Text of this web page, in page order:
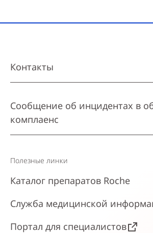
Контакты
Сообщение об инцидентах в
комплаенс
Полезные линки
Каталог препаратов Roche
Служба медицинской
Портал для специалистов